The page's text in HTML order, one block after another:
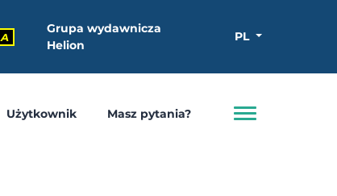
A
Grupa wydawnicza
Helion
PL
Użytkownik Masz pytania?